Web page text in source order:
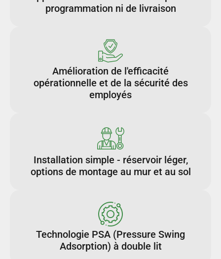
programmation ni de livraison
Amélioration de l'efficacité
opérationnelle et de la sécurité des
employés
Installation simple - réservoir léger,
options de montage au mur et au sol
Technologie PSA (Pressure Swing
Adsorption) à double lit